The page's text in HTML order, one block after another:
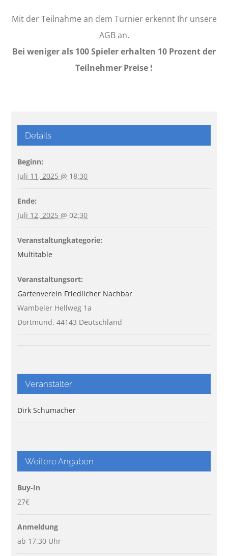
Mit der Teilnahme an dem Turnier erkennt Ihr unsere
AGB an.
Bei weniger als 100 Spieler erhalten 10 Prozent der
Teilnehmer Preise !
Details
Beginn:
Juli 11, 2025 @ 18:30
Ende:
Juli 12, 2025 @ 02:30
Veranstaltungkategorie:
Multitable
Veranstaltungsort:
Gartenverein Friedlicher Nachbar
Wambeler Hellweg 1a
Dortmund, 44143 Deutschland
Veranstalter
Dirk Schumacher
Weitere Angaben
Buy-In
27€
Anmeldung
ab 17.30 Uhr